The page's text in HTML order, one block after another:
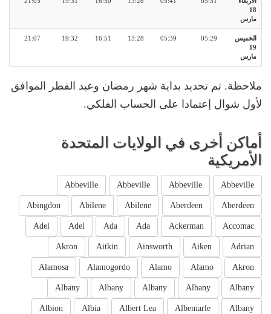
18
مارس
الخميس
19
مارس
05:29
05:39
13:28
16:51
19:32
21:07
ملاحظة. تم تحديد بداية شهر رمضان وعيد الفطر الموافق
لأول شوال إعتمادا على الحساب الفلكي.
أماكن أخرى في الولايات المتحدة
الأمريكية
Abbeville
Abbeville
Abbeville
Abbeville
Aberdeen
Aberdeen
Abilene
Abilene
Abingdon
Accomac
Ackerman
Ada
Ada
Adel
Adel
Adrian
Aiken
Ainsworth
Aitkin
Akron
Akron
Alamo
Alamo
Alamogordo
Alamosa
Albany
Albany
Albany
Albany
Albany
Albany
Albemarle
Albert Lea
Albia
Albion